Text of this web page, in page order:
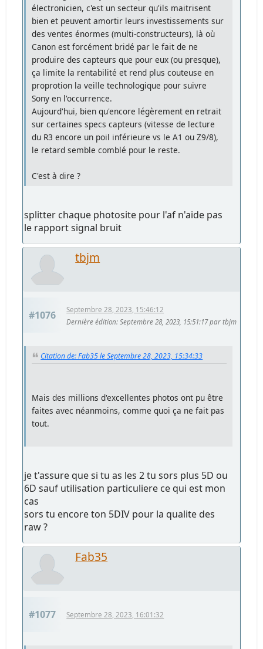
électronicien, c'est un secteur qu'ils maitrisent
bien et peuvent amortir leurs investissements sur
des ventes énormes (multi-constructeurs), là où
Canon est forcément bridé par le fait de ne
produire des capteurs que pour eux (ou presque),
ça limite la rentabilité et rend plus couteuse en
proprotion la veille technologique pour suivre
Sony en l'occurrence.
Aujourd'hui, bien qu'encore légèrement en retrait
sur certaines specs capteurs (vitesse de lecture
du R3 encore un poil inférieure vs le A1 ou Z9/8),
le retard semble comblé pour le reste.
C'est à dire ?
splitter chaque photosite pour l'af n'aide pas
le rapport signal bruit
tbjm
#1076
Septembre 28, 2023, 15:46:12
Dernière édition: Septembre 28, 2023, 15:51:17 par tbjm
Citation de: Fab35 le Septembre 28, 2023, 15:34:33
Mais des millions d'excellentes photos ont pu être
faites avec néanmoins, comme quoi ça ne fait pas
tout.
je t'assure que si tu as les 2 tu sors plus 5D ou
6D sauf utilisation particuliere ce qui est mon
cas
sors tu encore ton 5DIV pour la qualite des
raw ?
Fab35
#1077 Septembre 28, 2023, 16:01:32